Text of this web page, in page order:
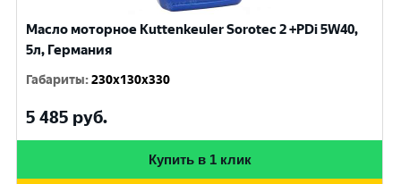
Масло моторное Kuttenkeuler Sorotec 2 +PDi 5W40,
5л, Германия
Габариты:230x130x330
5 485 руб.
Купить в 1 клик